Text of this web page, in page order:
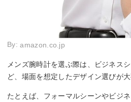
By:amazon.co.jp
メンズ腕時計を選ぶ際は、ビジネス
ど、場面を想定したデザイン選びが大
たとえば、フォーマルシーンやビジ